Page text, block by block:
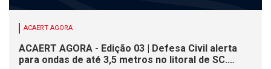
ACAERT AGORA
ACAERT AGORA - Edição 03 | Defesa Civil alerta
para ondas de até 3,5 metros no litoral de SC.